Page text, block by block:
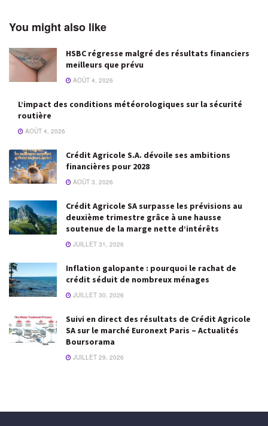
You might also like
HSBC régresse malgré des résultats financiers
meilleurs que prévu
AOÛT 4, 2026
L’impact des conditions météorologiques sur la sécurité
routière
AOÛT 4, 2026
Crédit Agricole S.A. dévoile ses ambitions
financières pour 2028
AOÛT 3, 2026
Crédit Agricole SA surpasse les prévisions au
deuxième trimestre grâce à une hausse
soutenue de la marge nette d’intérêts
JUILLET 31, 2026
Inflation galopante : pourquoi le rachat de
crédit séduit de nombreux ménages
JUILLET 30, 2026
Suivi en direct des résultats de Crédit Agricole
SA sur le marché Euronext Paris – Actualités
Boursorama
JUILLET 29, 2026